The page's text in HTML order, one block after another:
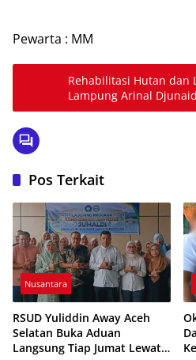
Pewarta : MM
Rehabilitasi Hutan dan
Lampung Arinal
Batu
Pos Terkait
Nusantara
RSUD Yuliddin Away Aceh
Selatan Buka Aduan
Langsung Tiap Jumat Lewat